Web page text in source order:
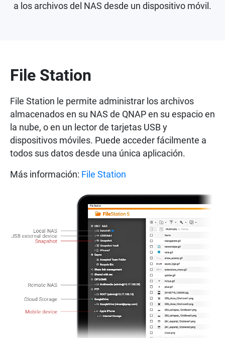
a los archivos del NAS desde un dispositivo móvil.
File Station
File Station le permite administrar los archivos
almacenados en su NAS de QNAP en su espacio en
la nube, o en un lector de tarjetas USB y
dispositivos móviles. Puede acceder fácilmente a
todos sus datos desde una única aplicación.
Más información: File Station